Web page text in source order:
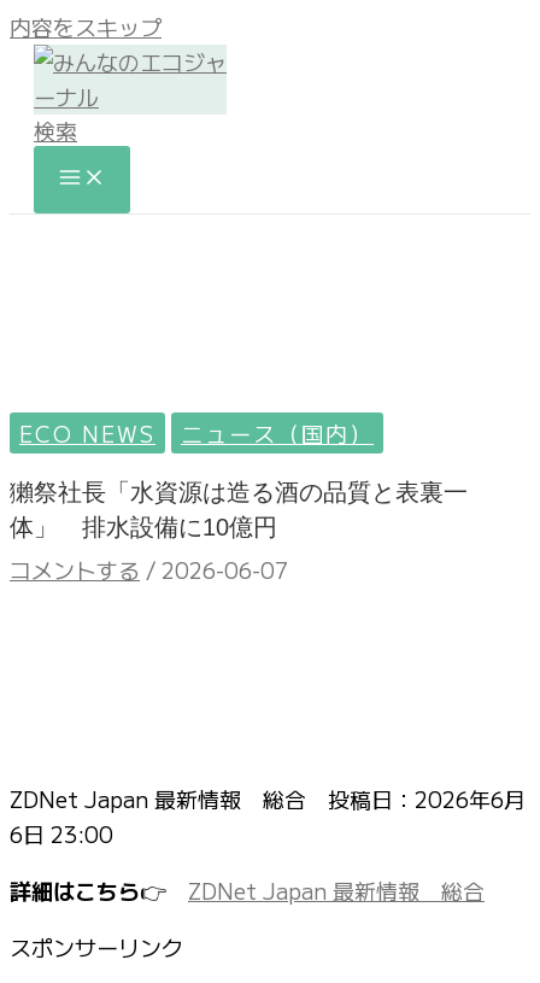
内容をスキップ
検索
ECO NEWS ニュース（国内）
獺祭社長「水資源は造る酒の品質と表裏一
体」 排水設備に10億円
コメントする / 2026-06-07
ZDNet Japan 最新情報 総合 投稿日： 2026年6月
6日 23:00
詳細はこちら👉 ZDNet Japan 最新情報 総合
スポンサーリンク